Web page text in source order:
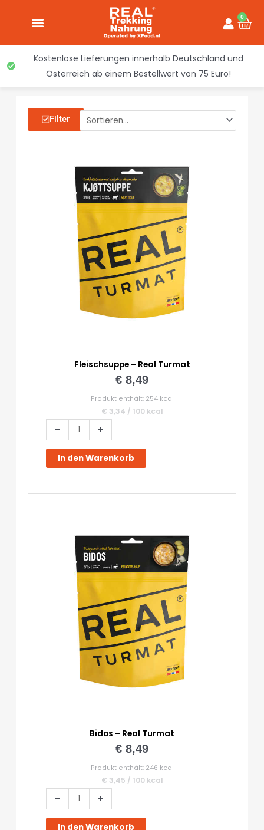
0
Kostenlose Lieferungen innerhalb Deutschland und
Österreich ab einem Bestellwert von 75 Euro!
Filter
Fleischsuppe – Real Turmat
€ 8,49
Produkt enthält: 254 kcal
€ 3,34 / 100 kcal
-
Fleischsuppe
-
Real
Turmat
+
In den Warenkorb
Bidos – Real Turmat
€ 8,49
Produkt enthält: 246 kcal
€ 3,45 / 100 kcal
-
-
Real
+
In den Warenkorb